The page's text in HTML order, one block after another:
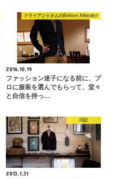
クライアントさんのBefore After紹介
2016.10.19
ファッション迷子になる前に、プ
ロに服装を選んでもらって、堂々
と自信を持っ…
日記
2013.1.31